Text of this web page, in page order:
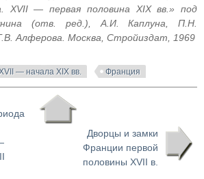
XVII — первая половина XIX вв.» под
(отв. ред.), А.И. Каплуна, П.Н.
Алферова. Москва, Стройиздат, 1969
— начала XIX вв. Франция
Дворцы и замки
Франции первой
половины XVII в.